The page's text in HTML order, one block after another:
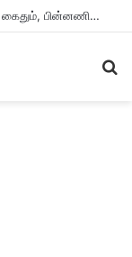
வடசென்னையில் ரேசன் அரிசி கடத்தல் கும்பல் கைதும், பின்னணியும் !